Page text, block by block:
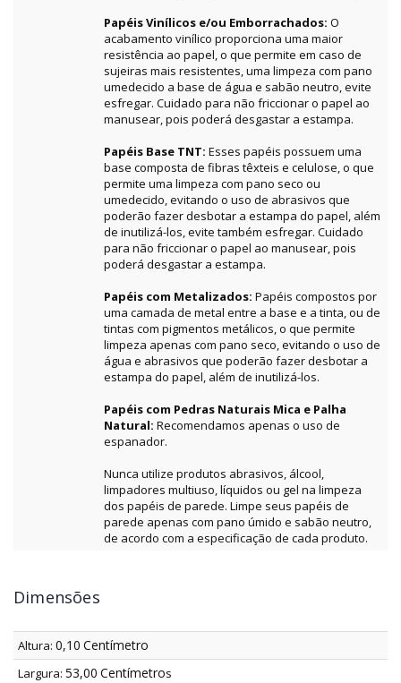
Papéis Vinílicos e/ou Emborrachados: O
acabamento vinílico proporciona uma maior
resistência ao papel, o que permite em caso de
sujeiras mais resistentes, uma limpeza com pano
umedecido a base de água e sabão neutro, evite
esfregar. Cuidado para não friccionar o papel ao
manusear, pois poderá desgastar a estampa.
Papéis Base TNT: Esses papéis possuem uma
base composta de fibras têxteis e celulose, o que
permite uma limpeza com pano seco ou
umedecido, evitando o uso de abrasivos que
poderão fazer desbotar a estampa do papel, além
de inutilizá-los, evite também esfregar. Cuidado
para não friccionar o papel ao manusear, pois
poderá desgastar a estampa.
Papéis com Metalizados: Papéis compostos por
uma camada de metal entre a base e a tinta, ou de
tintas com pigmentos metálicos, o que permite
limpeza apenas com pano seco, evitando o uso de
água e abrasivos que poderão fazer desbotar a
estampa do papel, além de inutilizá-los.
Papéis com Pedras Naturais Mica e Palha
Natural: Recomendamos apenas o uso de
espanador.
Nunca utilize produtos abrasivos, álcool,
limpadores multiuso, líquidos ou gel na limpeza
dos papéis de parede. Limpe seus papéis de
parede apenas com pano úmido e sabão neutro,
de acordo com a especificação de cada produto.
Dimensões
Altura: 0,10 Centímetro
Largura: 53,00 Centímetros